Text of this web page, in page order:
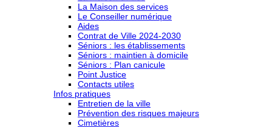
La Maison des services
Le Conseiller numérique
Aides
Contrat de Ville 2024-2030
Séniors : les établissements
Séniors : maintien à domicile
Séniors : Plan canicule
Point Justice
Contacts utiles
Infos pratiques
Entretien de la ville
Prévention des risques majeurs
Cimetières